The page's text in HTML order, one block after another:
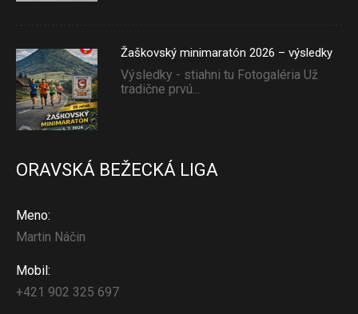
Žaškovský minimaratón 2026 – výsledky
Výsledky - stiahni tu Fotogaléria Už
tradične prvú...
ORAVSKÁ BEŽECKÁ LIGA
Meno:
Martin Náčin
Mobil:
+421 902 325 697